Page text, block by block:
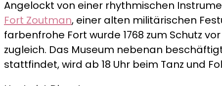
Angelockt von einer rhythmischen
Fort Zoutman, einer alten militärischen
farbenfrohe Fort wurde 1768 zum Schutz
zugleich. Das Museum nebenan
stattfindet, wird ab 18 Uhr beim Tanz und